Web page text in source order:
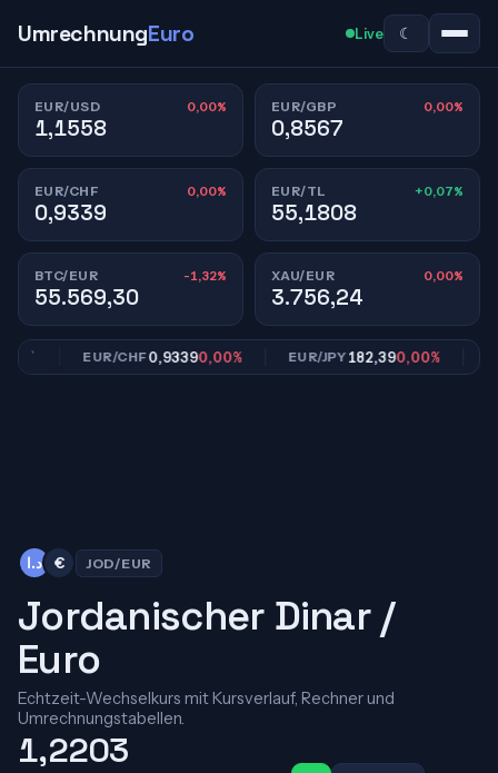
UmrechnungEuro Live ☾
EUR/USD 0,00%
1,1558
EUR/GBP 0,00%
0,8567
EUR/CHF 0,00%
0,9339
EUR/TL +0,07%
55,1808
BTC/EUR -1,32%
55.569,30
XAU/EUR 0,00%
3.756,24
EUR/CHF0,93390,00% EUR/JPY182,390,00%
د.ا € JOD/EUR
Jordanischer Dinar /
Euro
Echtzeit-Wechselkurs mit Kursverlauf, Rechner und
Umrechnungstabellen.
1,2203